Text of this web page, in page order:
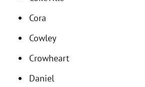
Cora
Cowley
Crowheart
Daniel